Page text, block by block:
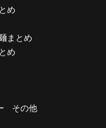
め
まとめ
め
その他